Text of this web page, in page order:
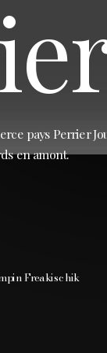
pays Perrier
en amont.
Freakischik